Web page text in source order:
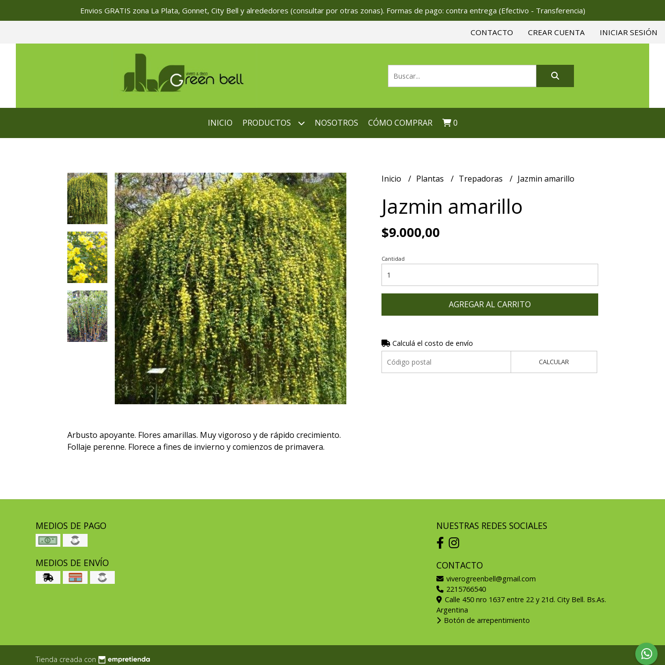
Envios GRATIS zona La Plata, Gonnet, City Bell y alrededores (consultar por otras zonas). Formas de pago: contra entrega (Efectivo - Transferencia)
CONTACTO CREAR CUENTA INICIAR SESIÓN
INICIO PRODUCTOS NOSOTROS CÓMO COMPRAR 0
Arbusto apoyante. Flores amarillas. Muy vigoroso y de rápido crecimiento.
Follaje perenne. Florece a fines de invierno y comienzos de primavera.
Inicio Plantas Trepadoras Jazmin amarillo
Jazmin amarillo
$9.000,00
Cantidad
AGREGAR AL CARRITO
Calculá el costo de envío
CALCULAR
MEDIOS DE PAGO
MEDIOS DE ENVÍO
NUESTRAS REDES SOCIALES
CONTACTO
viverogreenbell@gmail.com
2215766540
Calle 450 nro 1637 entre 22 y 21d. City Bell. Bs.As.
Argentina
Botón de arrepentimiento
Tienda creada con